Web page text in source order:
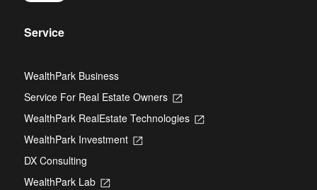
Service
WealthPark Business
Service For Real Estate Owners
Opens
a
WealthPark RealEstate Technologies
Opens
WealthPark Investment
Opens
DX Consulting
WealthPark Lab
Opens